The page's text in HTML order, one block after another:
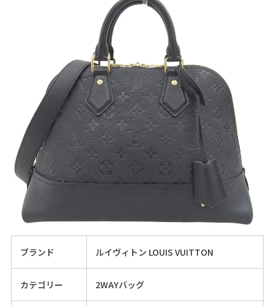
ブランド ルイヴィトン LOUIS VUITTON
カテゴリー 2WAYバッグ